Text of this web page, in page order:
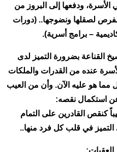
ودفعها إلى البروز من
الفرص لصقلها ونضوجها.. (دورات
– برامج أسرية).
القناعة بضرورة التميز لدى
عنده من القدرات والملكات
مما هو عليه الآن. وأن من العيب
عن استكمال نقصه:
كنقص القادرين على التمام
التميز في قلب كل فرد منها..